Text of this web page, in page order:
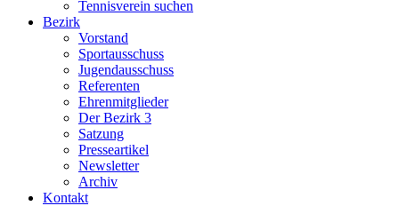
Tennisverein suchen
Bezirk
Vorstand
Sportausschuss
Jugendausschuss
Referenten
Ehrenmitglieder
Der Bezirk 3
Satzung
Presseartikel
Newsletter
Archiv
Kontakt